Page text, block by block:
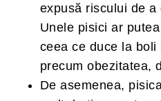
expusă riscului de
Unele pisici ar
ceea ce duce la
precum obezitatea,
De asemenea,